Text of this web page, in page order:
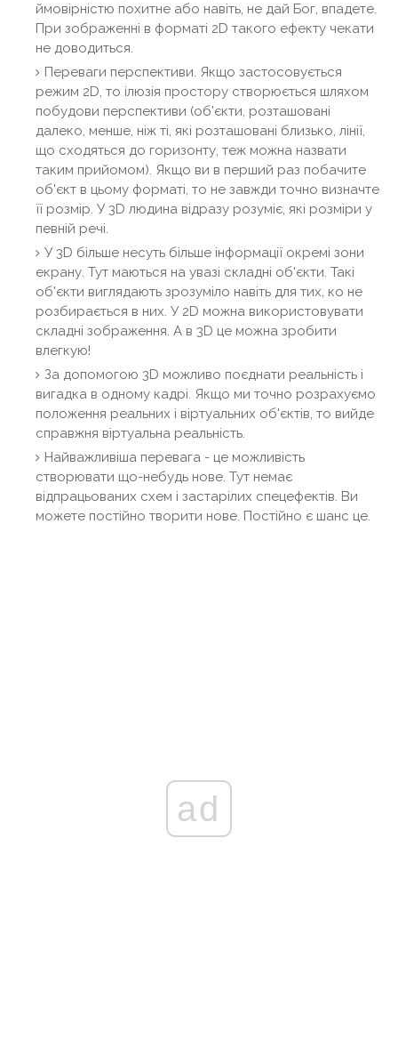
ймовірністю похитне або навіть, не дай Бог, впадете.
При зображенні в форматі 2D такого ефекту чекати
не доводиться.
Переваги перспективи. Якщо застосовується
режим 2D, то ілюзія простору створюється шляхом
побудови перспективи (об'єкти, розташовані
далеко, менше, ніж ті, які розташовані близько, лінії,
що сходяться до горизонту, теж можна назвати
таким прийомом). Якщо ви в перший раз побачите
об'єкт в цьому форматі, то не завжди точно визначте
її розмір. У 3D людина відразу розуміє, які розміри у
певній речі.
У 3D більше несуть більше інформації окремі зони
екрану. Тут маються на увазі складні об'єкти. Такі
об'єкти виглядають зрозуміло навіть для тих, ко не
розбирається в них. У 2D можна використовувати
складні зображення. А в 3D це можна зробити
влегкую!
За допомогою 3D можливо поєднати реальність і
вигадка в одному кадрі. Якщо ми точно розрахуємо
положення реальних і віртуальних об'єктів, то вийде
справжня віртуальна реальність.
Найважливіша перевага - це можливість
створювати що-небудь нове. Тут немає
відпрацьованих схем і застарілих спецефектів. Ви
можете постійно творити нове. Постійно є шанс це.
ad